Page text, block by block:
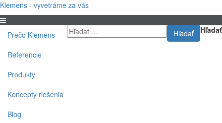
Klemens - vyvetráme za vás
Hľadať
Hľadať
Prečo Klemens
Referencie
Produkty
Koncepty riešenia
Blog